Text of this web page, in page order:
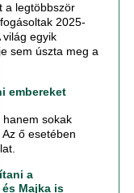
a legtöbbször
2025-
világ egyik
sem úszta meg a
embereket
sokak
ő esetében
a
Majka is